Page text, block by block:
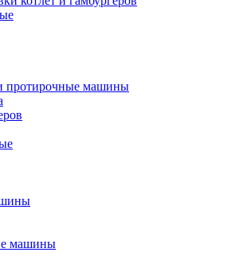
протирочные машины
машины